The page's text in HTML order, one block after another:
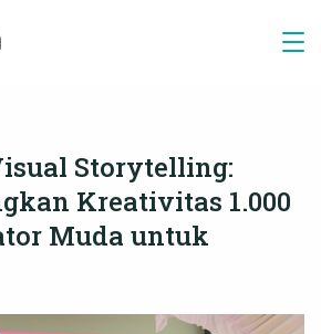
Storytelling:
Kreativitas 1.000
Muda untuk